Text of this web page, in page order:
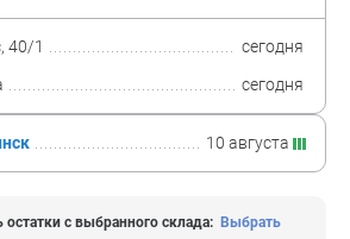
40/1
сегодня
сегодня
10 августа
с выбранного склада: Выбрать